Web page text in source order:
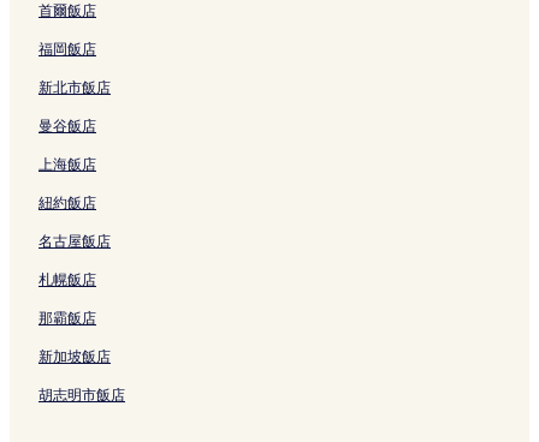
旺萊山鳳梨文化園區附近的飯店
虎頭崁埤附近的飯店
達娜伊谷自然生態公園附近的飯店
阿里山飯店
茶之道步道附近的飯店
阿里山國家森林遊樂區附近的飯店
太平雲梯附近的飯店
北港鎮觀光大橋附近的飯店
首爾飯店
福岡飯店
新北市飯店
曼谷飯店
上海飯店
紐約飯店
名古屋飯店
札幌飯店
那霸飯店
新加坡飯店
胡志明市飯店